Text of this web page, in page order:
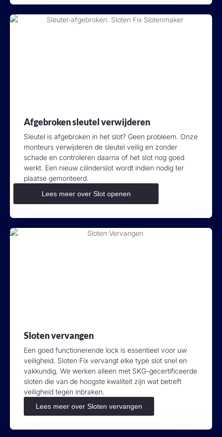
Afgebroken sleutel verwijderen
Sleutel is afgebroken in het slot? Geen probleem. Onze
monteurs verwijderen de sleutel veilig en zonder
schade en controleren daarna of het slot nog goed
werkt. Een nieuw cilinderslot wordt indien nodig ter
plaatse gemonteerd.
Lees meer over Slot openen
Sloten vervangen
Een goed functionerende lock is essentieel voor uw
veiligheid. Sloten Fix vervangt elke type slot snel en
vakkundig. We werken alleen met SKG-gecertificeerde
sloten die van de hoogste kwaliteit zijn wat betreft
veiligheid tegen inbraken.
Lees meer over Sloten vervangen